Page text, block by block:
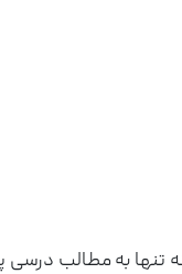
تنها به مطالب درسی